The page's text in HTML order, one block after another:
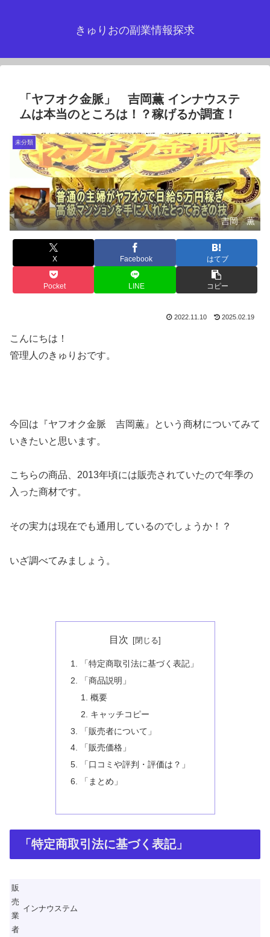
きゅりおの副業情報探求
「ヤフオク金脈」 吉岡薫 インナウステ
ムは本当のところは！？稼げるか調査！
未分類
吉岡 薫
X Facebook はてブ
Pocket LINE コピー
2022.11.10 2025.02.19
こんにちは！
管理人のきゅりおです。
今回は『ヤフオク金脈 吉岡薫』という商材についてみて
いきたいと思います。
こちらの商品、2013年頃には販売されていたので年季の
入った商材です。
その実力は現在でも通用しているのでしょうか！？
いざ調べてみましょう。
目次
「特定商取引法に基づく表記」
「商品説明」
概要
キャッチコピー
「販売者について」
「販売価格」
「口コミや評判・評価は？」
「まとめ」
「特定商取引法に基づく表記」
販
売
業
者
インナウステム